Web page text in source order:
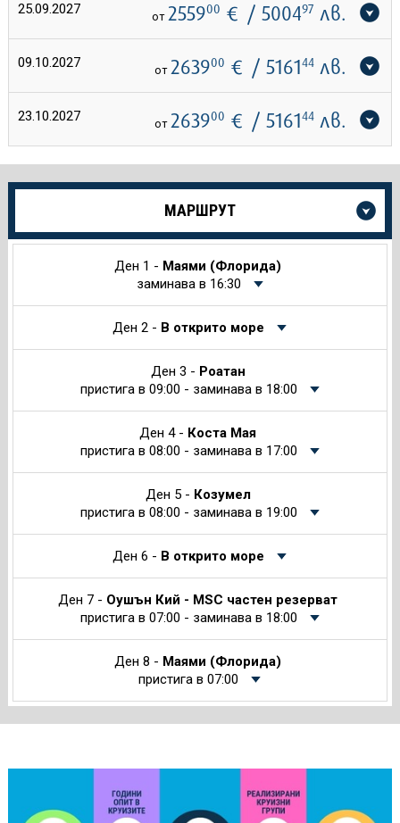
25.09.2027 от 255900 € / 500497 лв.
09.10.2027 от 263900 € / 516144лв.
23.10.2027 от 263900 € / 516144лв.
Още
за
МАРШРУТ
Ден 1 - Маями (Флорида)
заминава в 16:30
Ден 2 - В открито море
Ден 3 - Роатан
пристига в 09:00 - заминава в 18:00
Ден 4 - Коста Мая
пристига в 08:00 - заминава в 17:00
Ден 5 - Козумел
пристига в 08:00 - заминава в 19:00
Ден 6 - В открито море
Ден 7 - Оушън Кий - MSC частен резерват
пристига в 07:00 - заминава в 18:00
Ден 8 - Маями (Флорида)
пристига в 07:00